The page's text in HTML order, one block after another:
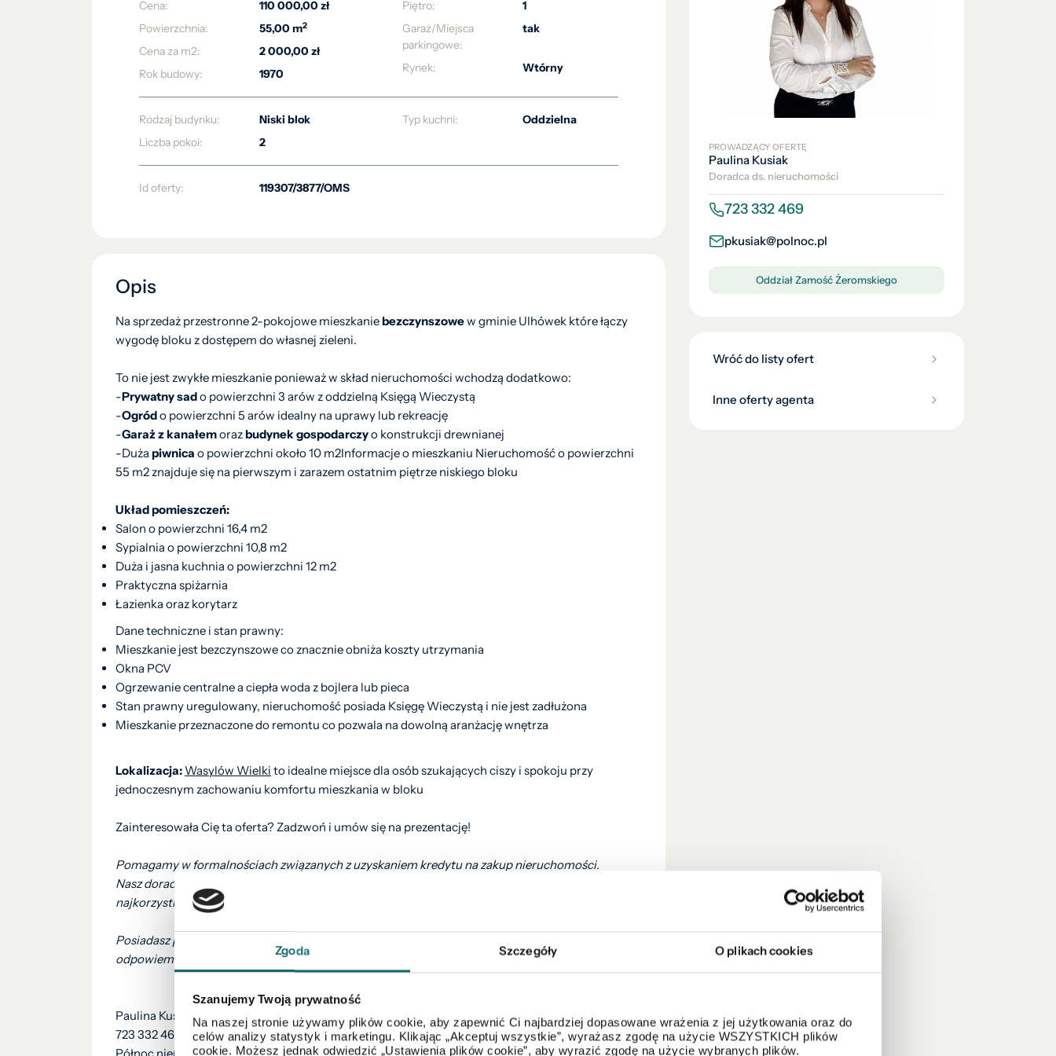
Zgoda Szczegóły O plikach cookies
Szanujemy Twoją prywatność
Na naszej stronie używamy plików cookie, aby zapewnić Ci najbardziej dopasowane wrażenia z jej użytkowania oraz do
celów analizy statystyk i marketingu. Klikając „Akceptuj wszystkie”, wyrażasz zgodę na użycie WSZYSTKICH plików
cookie. Możesz jednak odwiedzić „Ustawienia plików cookie”, aby wyrazić zgodę na użycie wybranych plików.
Cena:
110 000,00 zł
Powierzchnia:
55,00 m2
Cena za m2:
2 000,00 zł
Rok budowy:
1970
Piętro:
1
Garaż/Miejsca
parkingowe:
tak
Rynek: Wtórny
Rodzaj budynku:
Niski blok
Liczba pokoi:
2
Typ kuchni: Oddzielna
Id oferty: 119307/3877/OMS
Opis
Na sprzedaż przestronne 2-pokojowe mieszkaniebezczynszowew gminie Ulhówek które łączy
wygodę bloku z dostępem do własnej zieleni.
To nie jest zwykłe mieszkanie ponieważ w skład nieruchomości wchodzą dodatkowo:
-Prywatny sado powierzchni 3 arów z oddzielną Księgą Wieczystą
-Ogródo powierzchni 5 arów idealny na uprawy lub rekreację
-Garaż z kanałemorazbudynek gospodarczyo konstrukcji drewnianej
-Duża piwnica o powierzchni około 10 m2Informacje o mieszkaniu Nieruchomość o powierzchni
55 m2 znajduje się na pierwszym i zarazem ostatnim piętrze niskiego bloku
Układ pomieszczeń:
Salon o powierzchni 16,4 m2
Sypialnia o powierzchni 10,8 m2
Duża i jasna kuchnia o powierzchni 12 m2
Praktyczna spiżarnia
Łazienka oraz korytarz
Dane techniczne i stan prawny:
Mieszkanie jest bezczynszowe co znacznie obniża koszty utrzymania
Okna PCV
Ogrzewanie centralne a ciepła woda z bojlera lub pieca
Stan prawny uregulowany, nieruchomość posiada Księgę Wieczystą i nie jest zadłużona
Mieszkanie przeznaczone do remontu co pozwala na dowolną aranżację wnętrza
Lokalizacja:Wasylów Wielki to idealne miejsce dla osób szukających ciszy i spokoju przy
jednoczesnym zachowaniu komfortu mieszkania w bloku
Zainteresowała Cię ta oferta? Zadzwoń i umów się na prezentację!
Pomagamy w formalnościach związanych z uzyskaniem kredytu na zakup nieruchomości.
Nasz doradca kredytowy bezpłatnie pomoże Ci sprawdzić zdolność kredytową i przedstawi
najkorzystniejszą ofertę z ponad 10 banków!
Posiadasz podobną nieruchomość? Zadzwoń i skorzystaj z bezpłatnej konsultacji, gdzie
odpowiem na pytania dotyczące Twojej nieruchomości, jej ceny oraz procesu sprzedaży.
Paulina Kusiak
723 332 469
PROWADZĄCY OFERTĘ
Paulina Kusiak
Doradca ds. nieruchomości
723 332 469
pkusiak@polnoc.pl
Oddział Zamość Żeromskiego
Wróć do listy ofert
Inne oferty agenta